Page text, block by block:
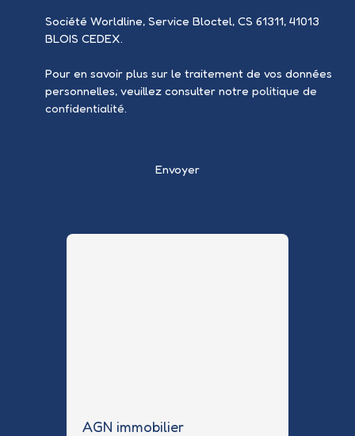
Société Worldline, Service Bloctel, CS 61311, 41013
BLOIS CEDEX.
Pour en savoir plus sur le traitement de vos données
personnelles, veuillez consulter notre politique de
confidentialité.
Envoyer
AGN immobilier